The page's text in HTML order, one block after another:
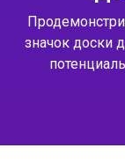
значок доски